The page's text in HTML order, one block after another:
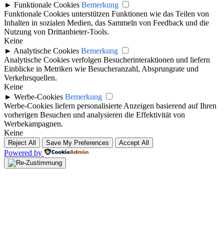
► Funktionale Cookies Bemerkung
Funktionale Cookies unterstützen Funktionen wie das Teilen von
Inhalten in sozialen Medien, das Sammeln von Feedback und die
Nutzung von Drittanbieter-Tools.
Keine
► Analytische Cookies Bemerkung
Analytische Cookies verfolgen Besucherinteraktionen und liefern
Einblicke in Metriken wie Besucheranzahl, Absprungrate und
Verkehrsquellen.
Keine
► Werbe-Cookies Bemerkung
Werbe-Cookies liefern personalisierte Anzeigen basierend auf Ihren
vorherigen Besuchen und analysieren die Effektivität von
Werbekampagnen.
Keine
Reject All Save My Preferences Accept All
Powered by